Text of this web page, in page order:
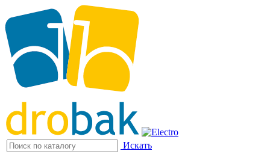
Искать